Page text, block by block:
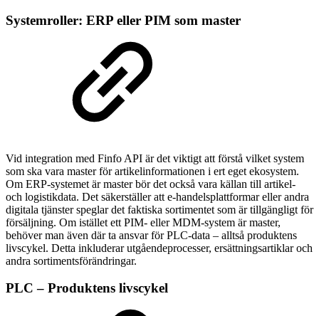
Systemroller: ERP eller PIM som master
Vid integration med Finfo API är det viktigt att förstå vilket system
som ska vara master för artikelinformationen i ert eget ekosystem.
Om ERP-systemet är master bör det också vara källan till artikel-
och logistikdata. Det säkerställer att e-handelsplattformar eller andra
digitala tjänster speglar det faktiska sortimentet som är tillgängligt för
försäljning. Om istället ett PIM- eller MDM-system är master,
behöver man även där ta ansvar för PLC-data – alltså produktens
livscykel. Detta inkluderar utgåendeprocesser, ersättningsartiklar och
andra sortimentsförändringar.
PLC – Produktens livscykel